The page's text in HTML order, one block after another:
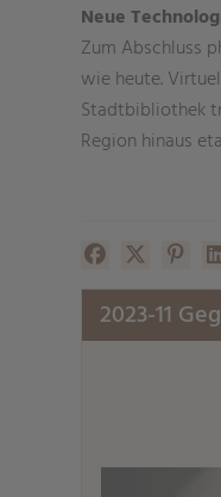
Neue
Zum Abschluss
wie heute.
Stadtbibliothek
Region hinaus
Facebook
X
2023-11